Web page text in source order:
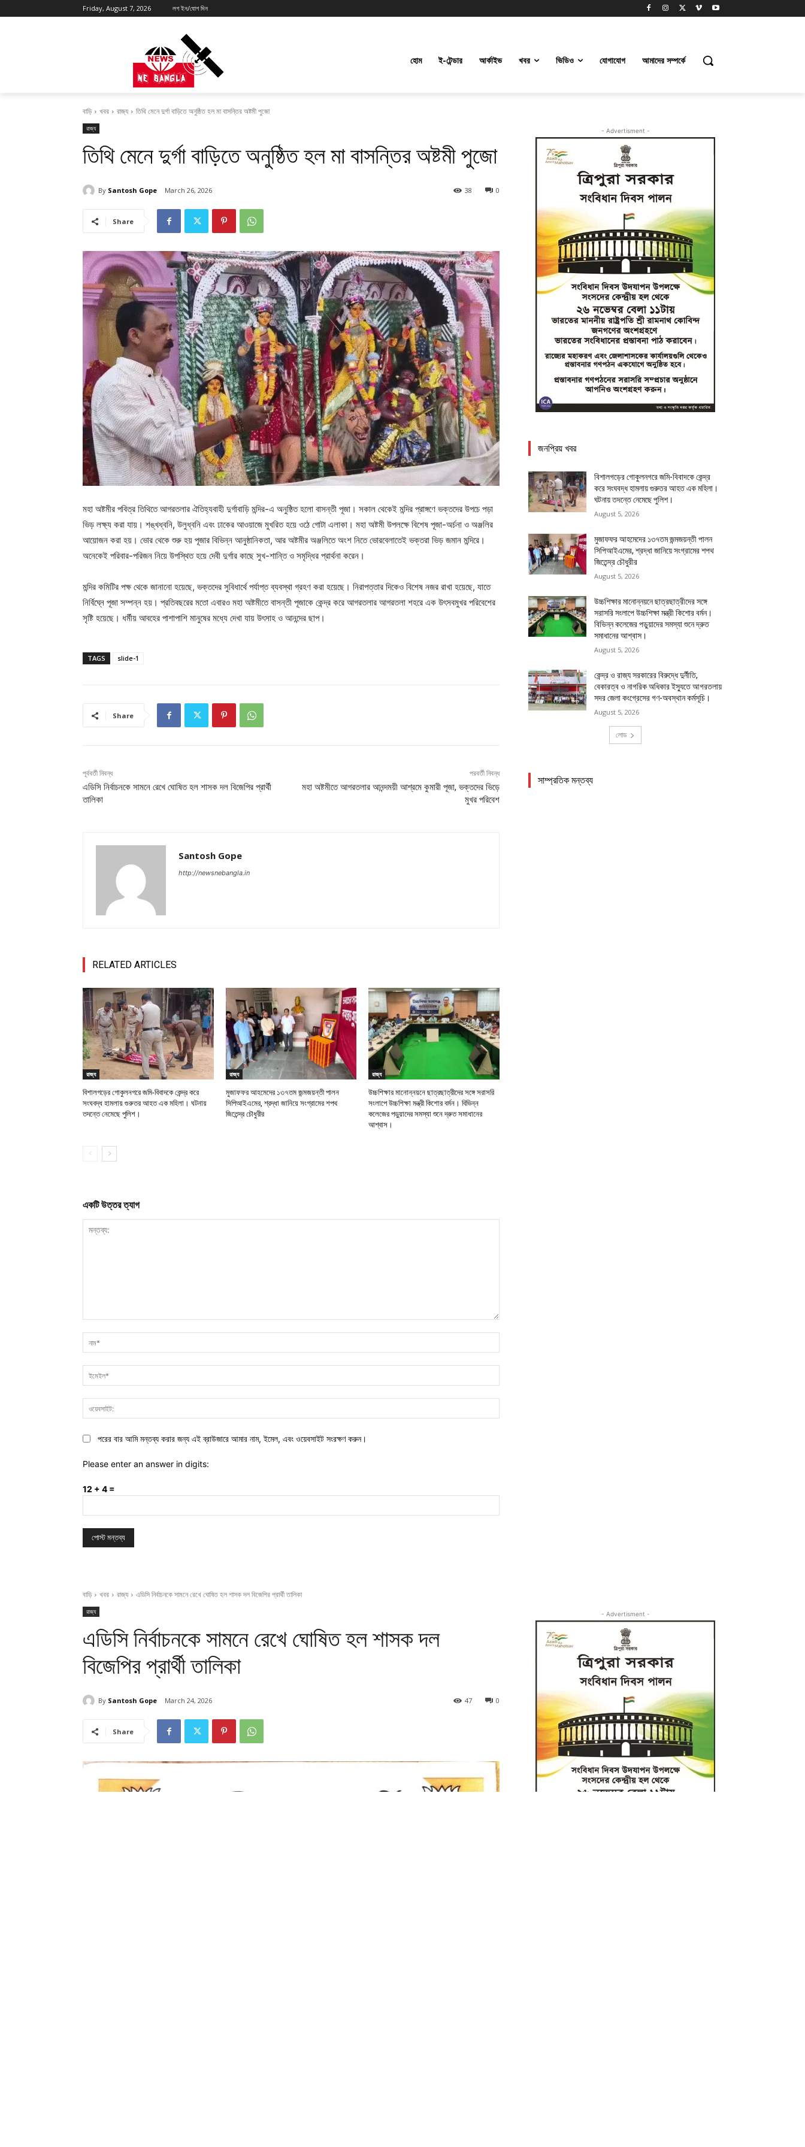
Friday, August 7, 2026 লগ ইন/যোগ দিন
হোম ই-টেন্ডার আর্কাইভ খবর ভিডিও যোগাযোগ আমাদের সম্পর্কে
বাড়ি খবর রাজ্য তিথি মেনে দুর্গা বাড়িতে অনুষ্ঠিত হল মা বাসন্তির অষ্টমী পুজো
রাজ্য
তিথি মেনে দুর্গা বাড়িতে অনুষ্ঠিত হল মা বাসন্তির অষ্টমী পুজো
By Santosh Gope March 26, 2026 0
38
Share
মহা অষ্টমীর পবিত্র তিথিতে আগরতলার ঐতিহ্যবাহী দুর্গাবাড়ি মন্দির-এ অনুষ্ঠিত হলো বাসন্তী পূজা। সকাল থেকেই মন্দির প্রাঙ্গণে ভক্তদের উপচে পড়া
ভিড় লক্ষ্য করা যায়। শঙ্খধ্বনি, উলুধ্বনি এবং ঢাকের আওয়াজে মুখরিত হয়ে ওঠে গোটা এলাকা। মহা অষ্টমী উপলক্ষে বিশেষ পূজা-অর্চনা ও অঞ্জলির
আয়োজন করা হয়। ভোর থেকে শুরু হয় পূজার বিভিন্ন আনুষ্ঠানিকতা, আর অষ্টমীর অঞ্জলিতে অংশ নিতে ভোরবেলাতেই ভক্তরা ভিড় জমান মন্দিরে।
অনেকেই পরিবার-পরিজন নিয়ে উপস্থিত হয়ে দেবী দুর্গার কাছে সুখ-শান্তি ও সমৃদ্ধির প্রার্থনা করেন।
মন্দির কমিটির পক্ষ থেকে জানানো হয়েছে, ভক্তদের সুবিধার্থে পর্যাপ্ত ব্যবস্থা গ্রহণ করা হয়েছে। নিরাপত্তার দিকেও বিশেষ নজর রাখা হয়েছে, যাতে
নির্বিঘ্নে পূজা সম্পন্ন হয়। প্রতিবছরের মতো এবারও মহা অষ্টমীতে বাসন্তী পূজাকে কেন্দ্র করে আগরতলার আগরতলা শহরে এক উৎসবমুখর পরিবেশের
সৃষ্টি হয়েছে। ধর্মীয় আবহের পাশাপাশি মানুষের মধ্যে দেখা যায় উৎসাহ ও আনন্দের ছাপ।
TAGS slide-1
Share
পূর্ববর্তী নিবন্ধ
এডিসি নির্বাচনকে সামনে রেখে ঘোষিত হল শাসক দল বিজেপির প্রার্থী
তালিকা
পরবর্তী নিবন্ধ
মহা অষ্টমীতে আগরতলার আনন্দময়ী আশ্রমে কুমারী পূজা, ভক্তদের ভিড়ে
মুখর পরিবেশ
Santosh Gope
http://newsnebangla.in
RELATED ARTICLES
রাজ্য
বিশালগড়ের গোকুলনগরে জমি-বিবাদকে কেন্দ্র করে
সংঘবদ্ধ হামলায় গুরুতর আহত এক মহিলা। ঘটনায়
তদন্তে নেমেছে পুলিশ।
রাজ্য
মুজাফফর আহমেদের ১৩৭তম জন্মজয়ন্তী পালন
সিপিআইএমের, শ্রদ্ধা জানিয়ে সংগ্রামের শপথ
জিতেন্দ্র চৌধুরীর
রাজ্য
উচ্চশিক্ষার মানোন্নয়নে ছাত্রছাত্রীদের সঙ্গে সরাসরি
সংলাপে উচ্চশিক্ষা মন্ত্রী কিশোর বর্মন। বিভিন্ন
কলেজের পড়ুয়াদের সমস্যা শুনে দ্রুত সমাধানের
আশ্বাস।
একটি উত্তর ত্যাগ
পরের বার আমি মন্তব্য করার জন্য এই ব্রাউজারে আমার নাম, ইমেল, এবং ওয়েবসাইট সংরক্ষণ করুন।
Please enter an answer in digits:
12 + 4 =
- Advertisment -
জনপ্রিয় খবর
বিশালগড়ের গোকুলনগরে জমি-বিবাদকে কেন্দ্র
করে সংঘবদ্ধ হামলায় গুরুতর আহত এক মহিলা।
ঘটনায় তদন্তে নেমেছে পুলিশ।
August 5, 2026
মুজাফফর আহমেদের ১৩৭তম জন্মজয়ন্তী পালন
সিপিআইএমের, শ্রদ্ধা জানিয়ে সংগ্রামের শপথ
জিতেন্দ্র চৌধুরীর
August 5, 2026
উচ্চশিক্ষার মানোন্নয়নে ছাত্রছাত্রীদের সঙ্গে
সরাসরি সংলাপে উচ্চশিক্ষা মন্ত্রী কিশোর বর্মন।
বিভিন্ন কলেজের পড়ুয়াদের সমস্যা শুনে দ্রুত
সমাধানের আশ্বাস।
August 5, 2026
কেন্দ্র ও রাজ্য সরকারের বিরুদ্ধে দুর্নীতি,
বেকারত্ব ও নাগরিক অধিকার ইস্যুতে আগরতলায়
সদর জেলা কংগ্রেসের গণ-অবস্থান কর্মসূচি।
August 5, 2026
লোড
সাম্প্রতিক মন্তব্য